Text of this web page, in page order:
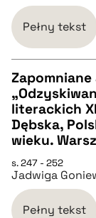
pobierz cytat
BIBTEX
pobierz cytat
Pełny tekst
CZYSTY
pobierz cytat
BIBTEX
literackich
Dębska,
wieku.
s. 247 - 252
Jadwiga
Pełny tekst